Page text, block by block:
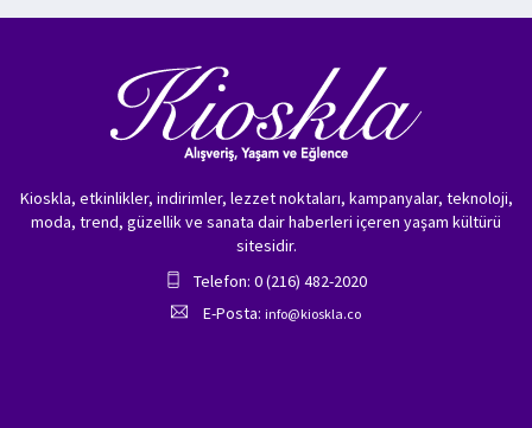
Kioskla, etkinlikler, indirimler, lezzet noktaları, kampanyalar, teknoloji,
moda, trend, güzellik ve sanata dair haberleri içeren yaşam kültürü
sitesidir.
Telefon: 0 (216) 482-2020
E-Posta: info@kioskla.co